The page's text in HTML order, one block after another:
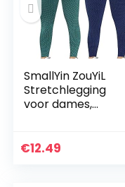
SmallYin ZouYiL
Stretchlegging
voor dames,
fitness, loopbroek,
€12.49